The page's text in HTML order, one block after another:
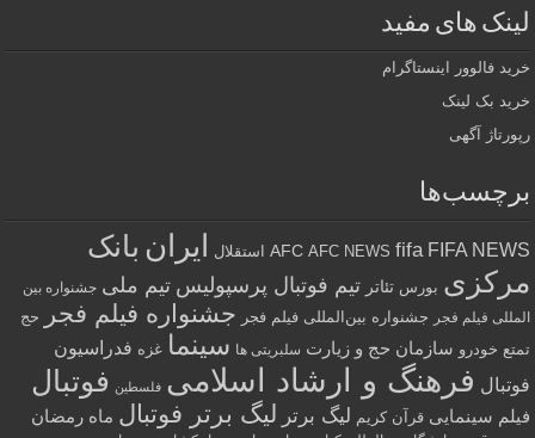
لینک های مفید
خرید فالوور اینستاگرام
خرید بک لینک
رپورتاژ آگهی
برچسب‌ها
AFC AFC NEWS fifa FIFA NEWS استقلال ایران بانک
مرکزی بورس تئاتر تیم فوتبال پرسپولیس تیم ملی جشنواره بین
المللی فیلم فجر جشنواره بین‌المللی فیلم فجر جشنواره فیلم فجر
حج
تمتع خودرو سازمان حج و زیارت سلبریتی ها سینما غزه فدراسیون
فوتبال فرهنگ و ارشاد اسلامی فلسطین فوتبال
فیلم سینمایی قرآن کریم لیگ برتر لیگ برتر فوتبال ماه رمضان